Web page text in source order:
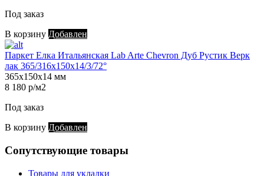
Под заказ
В корзину Добавлен
Паркет Елка Итальянская Lab Arte Chevron Дуб Рустик Верк
лак 365/316х150х14/3/72°
365х150х14 мм
8 180 р/м2
Под заказ
В корзину Добавлен
Сопутствующие товары
Товары для укладки